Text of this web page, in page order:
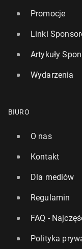
Promocje
Linki
Artykuły
Wydarzenia
BIURO
O nas
Kontakt
Dla mediów
Regulamin
FAQ -
Polityka